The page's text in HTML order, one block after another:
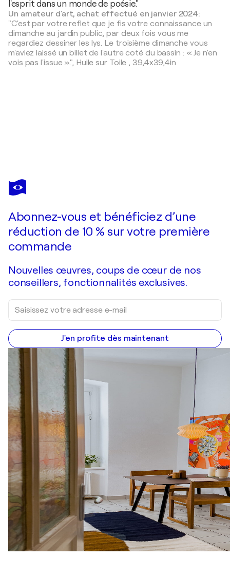
l'esprit dans un monde de poésie."
Un amateur d'art, achat effectué en janvier 2024:
"C'est par votre reflet que je fis votre connaissance un
dimanche au jardin public, par deux fois vous me
regardiez dessiner les lys. Le troisième dimanche vous
m'aviez laissé un billet de l'autre coté du bassin : « Je n'en
vois pas l'issue ».", Huile sur Toile , 39,4x39,4in
FRANÇOIS
PAGÉ
Je passe commande
Abonnez-vous et bénéficiez d’une
réduction de 10 % sur votre première
commande
Nouvelles œuvres, coups de cœur de nos
conseillers, fonctionnalités exclusives.
J'en profite dès maintenant